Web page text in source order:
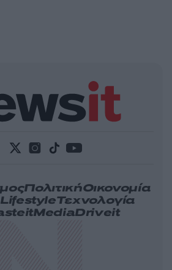
ΠολιτικήΟικονομία
LifestyleΤεχνολογία
MediaDriveit